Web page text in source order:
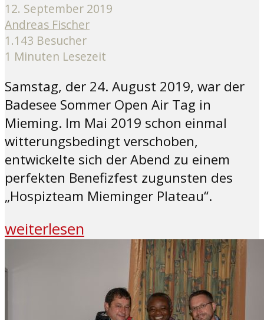
12. September 2019
Andreas Fischer
1.143 Besucher
1 Minuten Lesezeit
Samstag, der 24. August 2019, war der
Badesee Sommer Open Air Tag in
Mieming. Im Mai 2019 schon einmal
witterungsbedingt verschoben,
entwickelte sich der Abend zu einem
perfekten Benefizfest zugunsten des
„Hospizteam Mieminger Plateau“.
weiterlesen